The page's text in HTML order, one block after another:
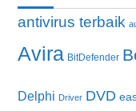
antivirus terbaik
Avira BitDefender
Delphi Driver DVD